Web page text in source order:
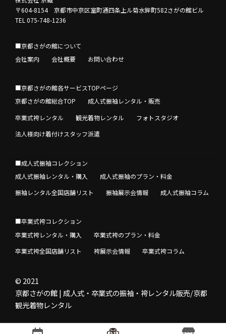
〒604-8154 京都市中京区室町通四条上ル菊水鉾町582さがの館ビル
TEL 075-748-1236
■京都さがの館について
会社案内
会社概要 お問い合わせ
■京都さがの館各サービスTOPページ
京都さがの館総合TOP
成人式振袖レンタル・販売
卒業式袴レンタル
観光着物レンタル
フォトスタジオ
法人様向け着付けスタッフ派遣
■成人式振袖コレクション
成人式振袖レンタル・購入
成人式振袖のプラン・料金
振袖レンタル全国店舗リスト
振袖展示会情報 成人式振袖コラム
■卒業式袴コレクション
卒業式袴レンタル・購入
卒業式袴のプラン・料金
卒業式袴全国店舗リスト
袴展示会情報 卒業式袴コラム
© 2021
京都さがの館 | 成人式・卒業式の振袖・袴レンタル販売/京都
観光着物レンタル